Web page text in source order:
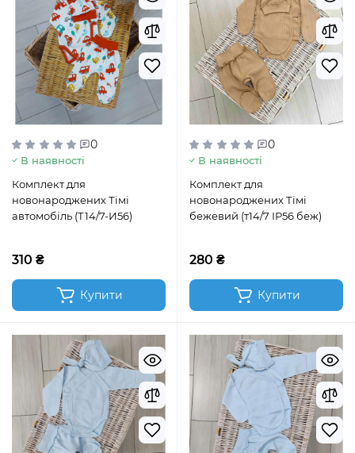
0
В наявності
Комплект для
новонароджених Тімі
автомобіль (Т14/7-И56)
310 ₴
Купити
0
В наявності
Комплект для
новонароджених Тімі
бежевий (т14/7 ІР56 беж)
280 ₴
Купити